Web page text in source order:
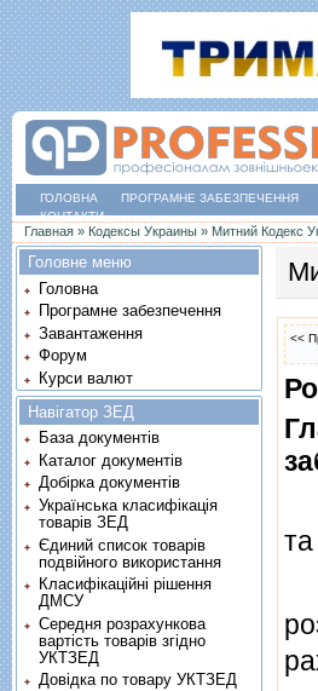
ГОЛОВНА ПРОГРАМНЕ ЗАБЕЗПЕЧЕННЯ
КОНТАКТИ
Ви є тут
Главная » Кодексы Украины » Митний Кодекс
<<
Головне меню
Головна
Програмне забезпечення
Завантаження
Форум
Курси валют
Навігатор ЗЕД
База документів
Каталог документів
Добірка документів
Українська класифікація
товарів ЗЕД
Єдиний список товарів
подвійного використання
Класифікаційні рішення
ДМСУ
Середня розрахункова
вартість товарів згідно
УКТЗЕД
Довідка по товару УКТЗЕД